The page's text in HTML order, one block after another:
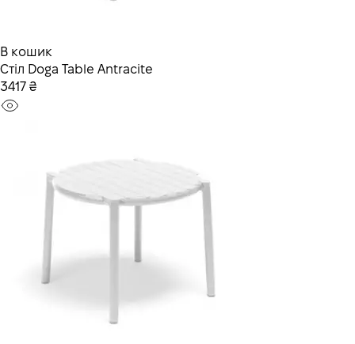
В кошик
Стiл Doga Table Antracite
3417 ₴